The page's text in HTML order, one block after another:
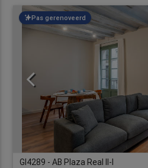
Pas gerenoveerd
GI4289 - AB Plaza Real II-I